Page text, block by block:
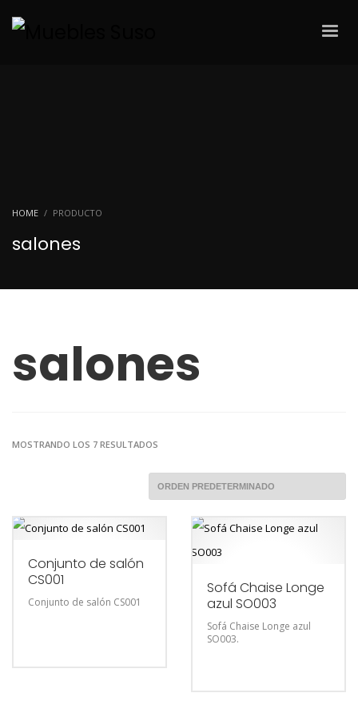
HOME PRODUCTO
salones
salones
MOSTRANDO LOS 7 RESULTADOS
Conjunto de salón
CS001
Conjunto de salón CS001
Sofá Chaise Longe
azul SO003
Sofá Chaise Longe azul
SO003.